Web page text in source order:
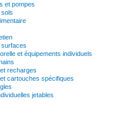
et pompes
surfaces
et équipements individuels
recharges
cartouches spécifiques
jetables